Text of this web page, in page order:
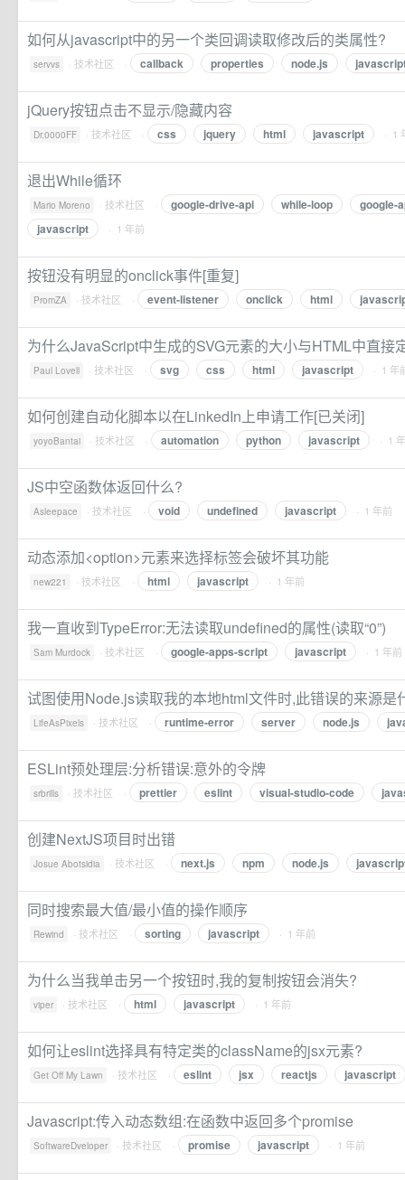
如何从javascript中的另一个类回调读取修改后的类属性?
servvs · 技术社区 · callback properties node.js
jQuery按钮点击不显示/隐藏内容
Dr.0000FF · 技术社区 · css jquery html javascript · 1
退出While循环
Mario Moreno · 技术社区 · google-drive-api while-loop
google-
javascript
· 1 年前
按钮没有明显的onclick事件[重复]
PromZA · 技术社区 · event-listener onclick html
为什么JavaScript中生成的SVG元素的大小与HTML中直接
Paul Lovell · 技术社区 · svg css html javascript · 1 年
如何创建自动化脚本以在LinkedIn上申请工作[已关闭]
yoyoBantai · 技术社区 · automation python javascript · 1
JS中空函数体返回什么?
Asleepace · 技术社区 · void undefined javascript · 1 年前
动态添加<option>元素来选择标签会破坏其功能
new221 · 技术社区 · html javascript · 1 年前
我一直收到TypeError:无法读取undefined的属性(读取“0”)
Sam Murdock · 技术社区 · google-apps-script javascript · 1 年前
试图使用Node.js读取我的本地html文件时,此错误的来源是
LifeAsPixels · 技术社区 · runtime-error server node.js
ESLint预处理层:分析错误:意外的令牌
srbrills · 技术社区 · prettier eslint visual-studio-code
创建NextJS项目时出错
Josue Abotsidia · 技术社区 · next.js npm node.js
同时搜索最大值/最小值的操作顺序
Rewind · 技术社区 · sorting javascript · 1 年前
为什么当我单击另一个按钮时,我的复制按钮会消失?
viper · 技术社区 · html javascript · 1 年前
如何让eslint选择具有特定类的className的jsx元素?
Get Off My Lawn · 技术社区 · eslint jsx reactjs javascript
Javascript:传入动态数组:在函数中返回多个promise
SoftwareDveloper · 技术社区 · promise javascript · 1 年前